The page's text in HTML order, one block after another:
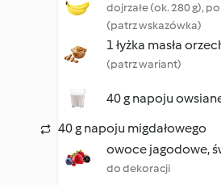
dojrzałe (ok. 280 g),
(patrz wskazówka)
1 łyżka masła
(patrz wariant)
40 g napoju
40 g napoju migdałowego
owoce jagodowe,
do dekoracji